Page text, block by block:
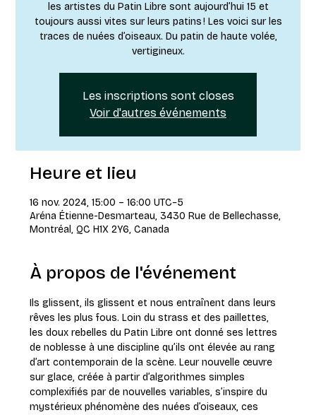
les artistes du Patin Libre sont aujourd’hui 15 et
toujours aussi vites sur leurs patins ! Les voici sur les
traces de nuées d’oiseaux. Du patin de haute volée,
vertigineux.
Les inscriptions sont closes
Voir d'autres événements
Heure et lieu
16 nov. 2024, 15:00 – 16:00 UTC−5
Aréna Étienne-Desmarteau, 3430 Rue de Bellechasse,
Montréal, QC H1X 2Y6, Canada
À propos de l'événement
Ils glissent, ils glissent et nous entraînent dans leurs
rêves les plus fous. Loin du strass et des paillettes,
les doux rebelles du Patin Libre ont donné ses lettres
de noblesse à une discipline qu’ils ont élevée au rang
d’art contemporain de la scène. Leur nouvelle œuvre
sur glace, créée à partir d’algorithmes simples
complexifiés par de nouvelles variables, s’inspire du
mystérieux phénomène des nuées d’oiseaux, ces